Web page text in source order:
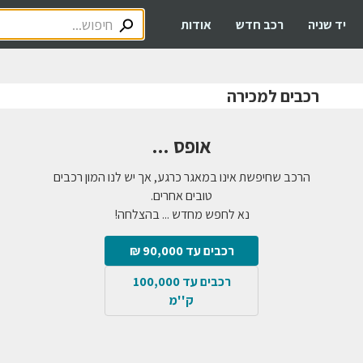
יד שניה רכב חדש אודות
רכבים למכירה
אופס ...
הרכב שחיפשת אינו במאגר כרגע, אך יש לנו המון רכבים
טובים אחרים.
נא לחפש מחדש ... בהצלחה!
רכבים עד 90,000 ₪
רכבים עד 100,000
ק''מ